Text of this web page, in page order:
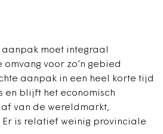
moet integraal
voor zo’n gebied
aanpak in een heel korte tijd
en blijft het economisch
van de wereldmarkt,
is relatief weinig provinciale